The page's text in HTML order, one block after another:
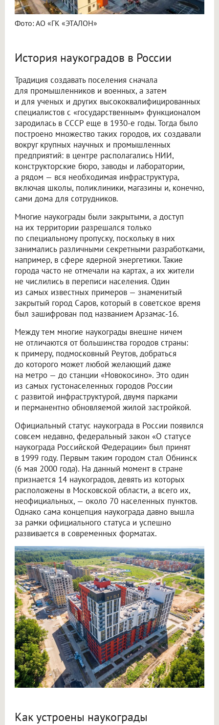
Фото: АО «ГК «ЭТАЛОН»
История наукоградов в России
Традиция создавать поселения сначала
для промышленников и военных, а затем
и для ученых и других высококвалифицированных
специалистов с «государственным» функционалом
зародилась в СССР еще в 1930-е годы. Тогда было
построено множество таких городов, их создавали
вокруг крупных научных и промышленных
предприятий: в центре располагались НИИ,
конструкторские бюро, заводы и лаборатории,
а рядом — вся необходимая инфраструктура,
включая школы, поликлиники, магазины и, конечно,
сами дома для сотрудников.
Многие наукограды были закрытыми, а доступ
на их территории разрешался только
по специальному пропуску, поскольку в них
занимались различными секретными разработками,
например, в сфере ядерной энергетики. Такие
города часто не отмечали на картах, а их жители
не числились в переписи населения. Один
из самых известных примеров — знаменитый
закрытый город Саров, который в советское время
был зашифрован под названием Арзамас-16.
Между тем многие наукограды внешне ничем
не отличаются от большинства городов страны:
к примеру, подмосковный Реутов, добраться
до которого может любой желающий даже
на метро — до станции «Новокосино». Это один
из самых густонаселенных городов России
с развитой инфраструктурой, двумя парками
и перманентно обновляемой жилой застройкой.
Официальный статус наукограда в России появился
совсем недавно, федеральный закон «О статусе
наукограда Российской Федерации» был принят
в 1999 году. Первым таким городом стал Обнинск
(6 мая 2000 года). На данный момент в стране
признается 14 наукоградов, девять из которых
расположены в Московской области, а всего их,
неофициальных, — около 70 населенных пунктов.
Однако сама концепция наукограда давно вышла
за рамки официального статуса и успешно
развивается в современных форматах.
Как устроены наукограды